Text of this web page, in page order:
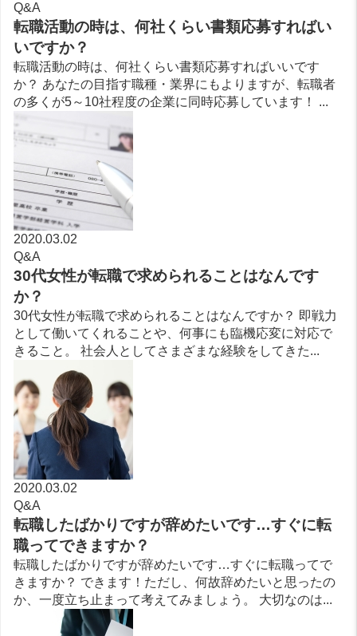
Q&A
転職活動の時は、何社くらい書類応募すればい
いですか？
転職活動の時は、何社くらい書類応募すればいいです
か？ あなたの目指す職種・業界にもよりますが、転職者
の多くが5～10社程度の企業に同時応募しています！ ...
2020.03.02
Q&A
30代女性が転職で求められることはなんです
か？
30代女性が転職で求められることはなんですか？ 即戦力
として働いてくれることや、何事にも臨機応変に対応で
きること。 社会人としてさまざまな経験をしてきた...
2020.03.02
Q&A
転職したばかりですが辞めたいです…すぐに転
職ってできますか？
転職したばかりですが辞めたいです…すぐに転職ってで
きますか？ できます！ただし、何故辞めたいと思ったの
か、一度立ち止まって考えてみましょう。 大切なのは...